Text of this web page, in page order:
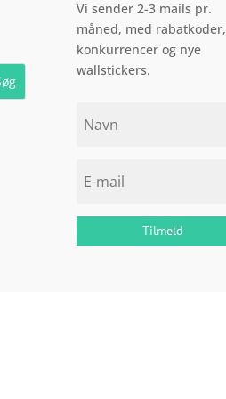
Vi sender 2-3 mails pr.
måned, med rabatkoder,
konkurrencer og nye
wallstickers.
Tilmeld